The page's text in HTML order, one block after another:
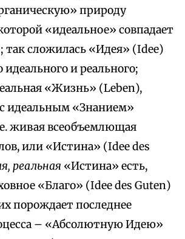
природу
«идеальное» совпадает
так сложилась «Идея» (Idee)
и реального;
«Жизнь» (Leben),
идеальным «Знанием»
живая всеобъемлющая
или «Истина» (Idee des
реальная «Истина» есть,
«Благо» (Idee des Guten)
порождает последнее
– «Абсолютную Идею»